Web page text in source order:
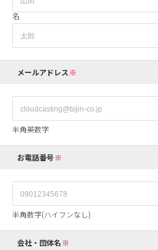
名
メールアドレス
半角英数字
お電話番号
半角数字(ハイフンなし)
会社・団体名